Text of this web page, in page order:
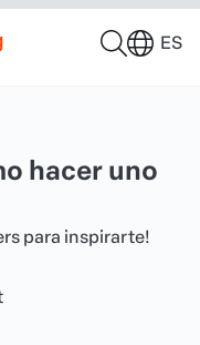
ES
hacer uno
para inspirarte!